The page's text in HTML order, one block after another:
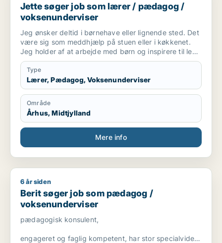
Jette søger job som lærer / pædagog /
voksenunderviser
Jeg ønsker deltid i børnehave eller lignende sted. Det
være sig som meddhjælp på stuen eller i køkkenet.
Jeg holder af at arbejde med børn og inspirere til leg
og social interaktion. Og at indgå i samarbejde
omkring at skabe optimalt miljø for børnene ..og
personale. Også praktiske præcise opgaver har jeg
det godt med.
Type
Lærer, Pædagog, Voksenunderviser
Område
Århus, Midtjylland
Mere info
Berit søger job som pædagog / voksenunderviser
6 år siden
Berit søger job som pædagog /
voksenunderviser
pædagogisk konsulent,
engageret og faglig kompetent, har stor specialviden